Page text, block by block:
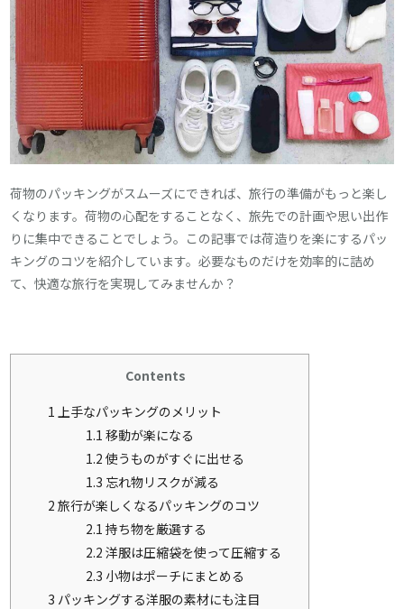
荷物のパッキングがスムーズにできれば、旅行の準備がもっと楽し
くなります。荷物の心配をすることなく、旅先での計画や思い出作
りに集中できることでしょう。この記事では荷造りを楽にするパッ
キングのコツを紹介しています。必要なものだけを効率的に詰め
て、快適な旅行を実現してみませんか？
Contents
1 上手なパッキングのメリット
1.1 移動が楽になる
1.2 使うものがすぐに出せる
1.3 忘れ物リスクが減る
2 旅行が楽しくなるパッキングのコツ
2.1 持ち物を厳選する
2.2 洋服は圧縮袋を使って圧縮する
2.3 小物はポーチにまとめる
3 パッキングする洋服の素材にも注目